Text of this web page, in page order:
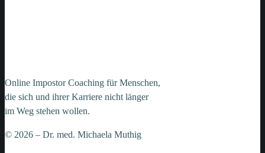
Online Impostor Coaching für Menschen,
die sich und ihrer Karriere nicht länger
im Weg stehen wollen.
© 2026 – Dr. med. Michaela Muthig